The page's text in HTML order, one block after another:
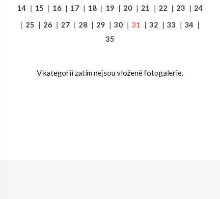
14 | 15 | 16 | 17 | 18 | 19 | 20 | 21 | 22 | 23 | 24
| 25 | 26 | 27 | 28 | 29 | 30 | 31 | 32 | 33 | 34 |
35
V kategorii zatím nejsou vložené fotogalerie.